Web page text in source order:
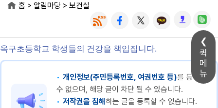
퀵
메
뉴
홈 > 알림마당 > 보건실
옥구초등학교 학생들의 건강을 책입집니다.
개인정보(주민등록번호, 여권번호 등)를 등록할
수 없으며, 해당 글이 차단 될 수 있습니다.
저작권을 침해하는 글을 등록할 수 없습니다.